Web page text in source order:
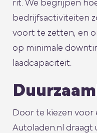
rit. We begrijpen
bedrijfsactiviteiten
voort te zetten, en
op minimale
laadcapaciteit.
Door te kiezen voor
Autoladen.nl draagt